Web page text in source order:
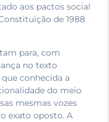
aos pactos social
de 1988
para, com
no texto
conhecida a
do meio
mesmas vozes
exato oposto. A